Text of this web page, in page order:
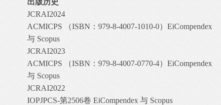
出版历史
JCRAI2024
ACMICPS （ISBN：979-8-4007-1010-0） EiCompendex
与 Scopus
JCRAI2023
ACMICPS （ISBN：979-8-4007-0770-4） EiCompendex
与 Scopus
JCRAI2022
IOPJPCS-第2506卷 EiCompendex 与 Scopus